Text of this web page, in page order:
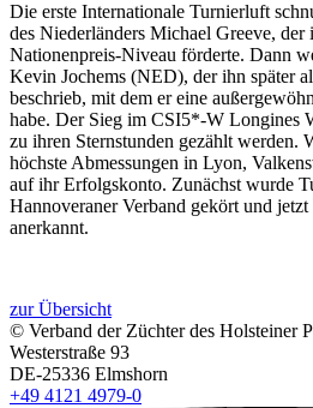
Die erste Internationale Turnierluft
des Niederländers Michael Greeve,
Nationenpreis-Niveau förderte. Dann
Kevin Jochems (NED), der ihn später
beschrieb, mit dem er eine
habe. Der Sieg im CSI5*-W Longines
zu ihren Sternstunden gezählt werden.
höchste Abmessungen in Lyon,
auf ihr Erfolgskonto. Zunächst wurde
Hannoveraner Verband gekört und
anerkannt.
zur Übersicht
© Verband der Züchter des Holsteiner
Westerstraße 93
DE-25336 Elmshorn
+49 4121 4979-0